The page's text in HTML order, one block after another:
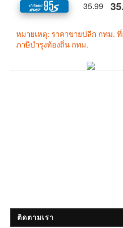
ติดตามเรา